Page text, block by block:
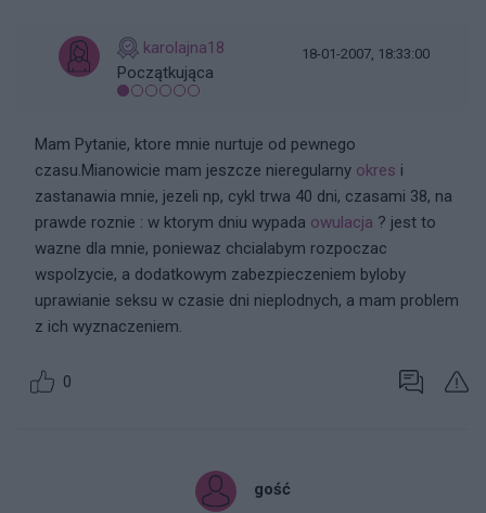
karolajna18
Początkująca
18-01-2007, 18:33:00
Mam Pytanie, ktore mnie nurtuje od pewnego
czasu.Mianowicie mam jeszcze nieregularny okres i
zastanawia mnie, jezeli np, cykl trwa 40 dni, czasami 38, na
prawde roznie : w ktorym dniu wypada owulacja ? jest to
wazne dla mnie, poniewaz chcialabym rozpoczac
wspolzycie, a dodatkowym zabezpieczeniem byloby
uprawianie seksu w czasie dni nieplodnych, a mam problem
z ich wyznaczeniem.
0
gość